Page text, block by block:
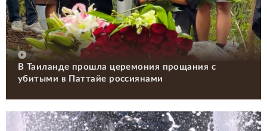
В Таиланде прошла церемония прощания с
убитыми в Паттайе россиянами